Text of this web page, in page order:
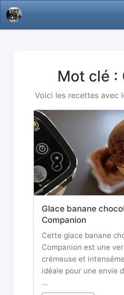
Mot clé :
Voici les recettes avec
Glace banane
Companion
Cette glace banane
Companion est une
crémeuse et
idéale pour une envie
…